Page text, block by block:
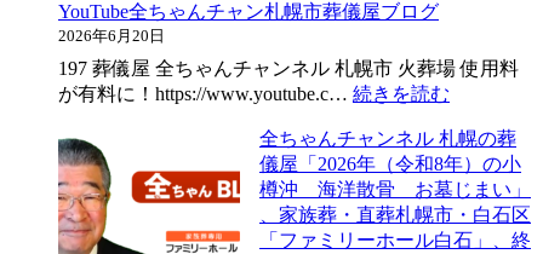
YouTube全ちゃんチャン札幌市葬儀屋ブログ
2026年6月20日
197 葬儀屋 全ちゃんチャンネル 札幌市 火葬場 使用料
が有料に！https://www.youtube.c… 続きを読む
幌
市
火
葬
料
全ちゃんチャンネル 札幌の葬
儀屋「2026年（令和8年）の小
樽沖 海洋散骨 お墓じまい」
、家族葬・直葬札幌市・白石区
「ファミリーホール白石」、終